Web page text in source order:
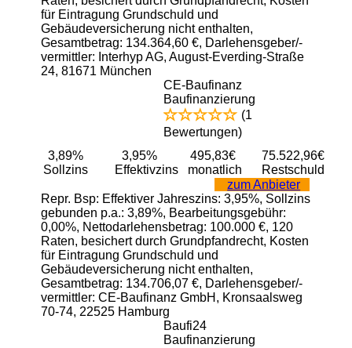
für Eintragung Grundschuld und
Gebäudeversicherung nicht enthalten,
Gesamtbetrag: 134.364,60 €, Darlehensgeber/-
vermittler: Interhyp AG, August-Everding-Straße
24, 81671 München
CE-Baufinanz
Baufinanzierung
(1
Bewertungen)
3,89%
Sollzins
3,95%
Effektivzins
495,83€
monatlich
75.522,96€
Restschuld
zum Anbieter
Repr. Bsp: Effektiver Jahreszins: 3,95%, Sollzins
gebunden p.a.: 3,89%, Bearbeitungsgebühr:
0,00%, Nettodarlehensbetrag: 100.000 €, 120
Raten, besichert durch Grundpfandrecht, Kosten
für Eintragung Grundschuld und
Gebäudeversicherung nicht enthalten,
Gesamtbetrag: 134.706,07 €, Darlehensgeber/-
vermittler: CE-Baufinanz GmbH, Kronsaalsweg
70-74, 22525 Hamburg
Baufi24
Baufinanzierung